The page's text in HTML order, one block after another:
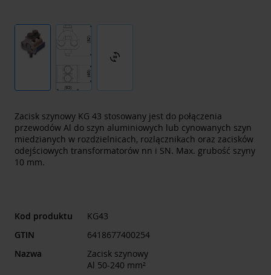
3d_rotation
Zacisk szynowy KG 43 stosowany jest do połączenia
przewodów Al do szyn aluminiowych lub cynowanych szyn
miedzianych w rozdzielnicach, rozlącznikach oraz zacisków
odejściowych transformatorów nn i SN. Max. grubość szyny
10 mm.
Kod produktu
KG43
GTIN
6418677400254
Nazwa
Zacisk szynowy
Al 50-240 mm²